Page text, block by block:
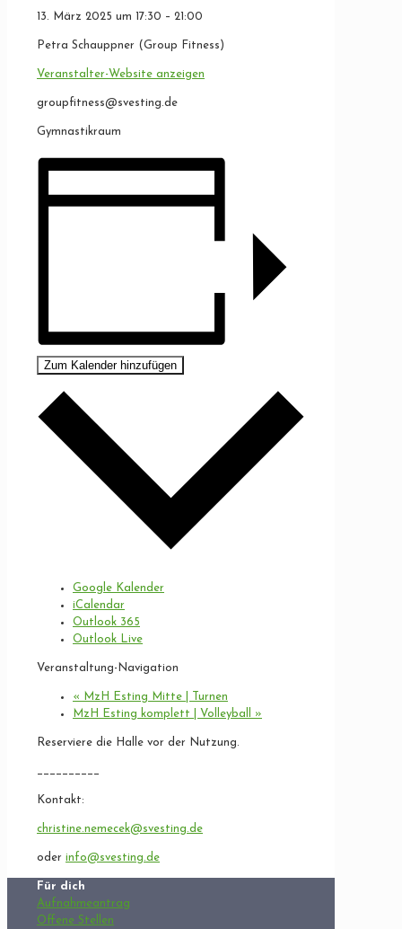
13. März 2025 um 17:30 – 21:00
Petra Schauppner (Group Fitness)
Veranstalter-Website anzeigen
groupfitness@svesting.de
Gymnastikraum
Zum Kalender hinzufügen
Google Kalender
iCalendar
Outlook 365
Outlook Live
Veranstaltung-Navigation
« MzH Esting Mitte | Turnen
MzH Esting komplett | Volleyball »
Reserviere die Halle vor der Nutzung.
__________
Kontakt:
christine.nemecek@svesting.de
oder info@svesting.de
Für dich
Aufnahmeantrag
Offene Stellen